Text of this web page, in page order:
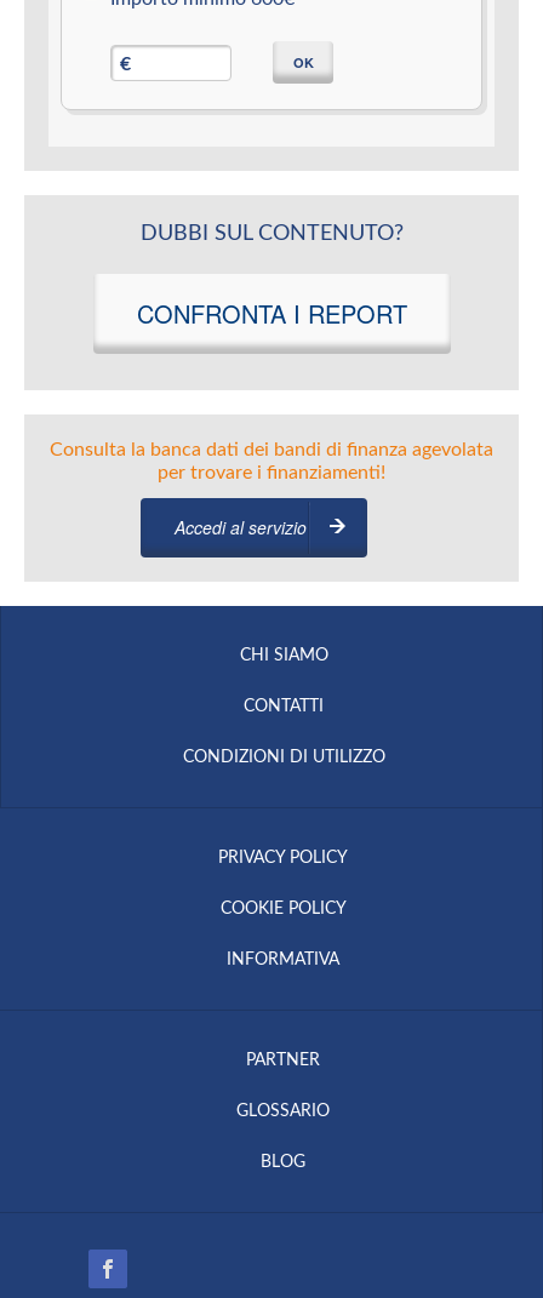
€ OK
DUBBI SUL CONTENUTO?
CONFRONTA I REPORT
Consulta la banca dati dei bandi di finanza agevolata
per trovare i finanziamenti!
Accedi al servizio
CHI SIAMO
CONTATTI
CONDIZIONI DI UTILIZZO
PRIVACY POLICY
COOKIE POLICY
INFORMATIVA
PARTNER
GLOSSARIO
BLOG